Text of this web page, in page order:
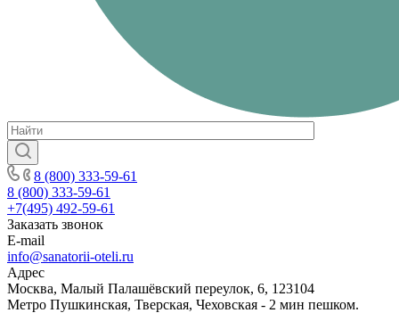
8 (800) 333-59-61
8 (800) 333-59-61
+7(495) 492-59-61
Заказать звонок
E-mail
info@sanatorii-oteli.ru
Адрес
Москва, Малый Палашёвский переулок, 6, 123104
Метро Пушкинская, Тверская, Чеховская - 2 мин пешком.